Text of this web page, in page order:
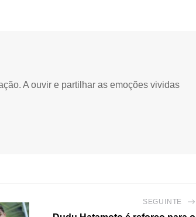
A ouvir e partilhar as emoções vividas
SEGUINTE